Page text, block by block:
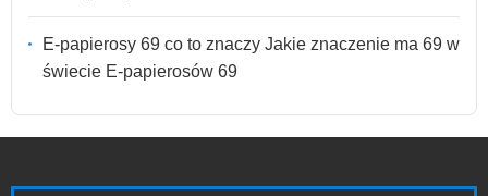
E-papierosy 69 co to znaczy Jakie znaczenie ma 69 w
świecie E-papierosów 69